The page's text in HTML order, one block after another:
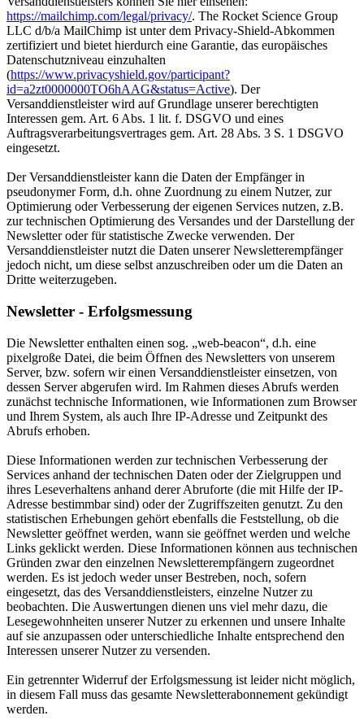
https://mailchimp.com/legal/privacy/. The Rocket Science Group
LLC d/b/a MailChimp ist unter dem Privacy-Shield-Abkommen
zertifiziert und bietet hierdurch eine Garantie, das europäisches
Datenschutzniveau einzuhalten
(https://www.privacyshield.gov/participant?
id=a2zt0000000TO6hAAG&status=Active). Der
Versanddienstleister wird auf Grundlage unserer berechtigten
Interessen gem. Art. 6 Abs. 1 lit. f. DSGVO und eines
Auftragsverarbeitungsvertrages gem. Art. 28 Abs. 3 S. 1 DSGVO
eingesetzt.
Der Versanddienstleister kann die Daten der Empfänger in
pseudonymer Form, d.h. ohne Zuordnung zu einem Nutzer, zur
Optimierung oder Verbesserung der eigenen Services nutzen, z.B.
zur technischen Optimierung des Versandes und der Darstellung der
Newsletter oder für statistische Zwecke verwenden. Der
Versanddienstleister nutzt die Daten unserer Newsletterempfänger
jedoch nicht, um diese selbst anzuschreiben oder um die Daten an
Dritte weiterzugeben.
Newsletter - Erfolgsmessung
Die Newsletter enthalten einen sog. „web-beacon“, d.h. eine
pixelgroße Datei, die beim Öffnen des Newsletters von unserem
Server, bzw. sofern wir einen Versanddienstleister einsetzen, von
dessen Server abgerufen wird. Im Rahmen dieses Abrufs werden
zunächst technische Informationen, wie Informationen zum Browser
und Ihrem System, als auch Ihre IP-Adresse und Zeitpunkt des
Abrufs erhoben.
Diese Informationen werden zur technischen Verbesserung der
Services anhand der technischen Daten oder der Zielgruppen und
ihres Leseverhaltens anhand derer Abruforte (die mit Hilfe der IP-
Adresse bestimmbar sind) oder der Zugriffszeiten genutzt. Zu den
statistischen Erhebungen gehört ebenfalls die Feststellung, ob die
Newsletter geöffnet werden, wann sie geöffnet werden und welche
Links geklickt werden. Diese Informationen können aus technischen
Gründen zwar den einzelnen Newsletterempfängern zugeordnet
werden. Es ist jedoch weder unser Bestreben, noch, sofern
eingesetzt, das des Versanddienstleisters, einzelne Nutzer zu
beobachten. Die Auswertungen dienen uns viel mehr dazu, die
Lesegewohnheiten unserer Nutzer zu erkennen und unsere Inhalte
auf sie anzupassen oder unterschiedliche Inhalte entsprechend den
Interessen unserer Nutzer zu versenden.
Ein getrennter Widerruf der Erfolgsmessung ist leider nicht möglich,
in diesem Fall muss das gesamte Newsletterabonnement gekündigt
werden.